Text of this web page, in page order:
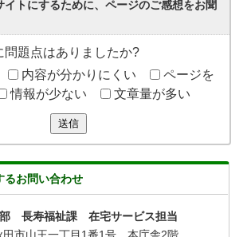
イトにするために、ページのご感想をお聞
問題点はありましたか?
内容が分かりにくい
ページを
情報が少ない 文章量が多い
送信
るお問い合わせ
部 長寿福祉課 在宅サービス担当